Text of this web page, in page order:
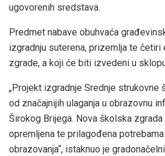
ugovorenih sredstava.
Predmet nabave obuhvaća
izgradnju suterena, prizemlja te
zgrade, a koji će biti izvedeni u
„Projekt izgradnje Srednje strukovne
od značajnijih ulaganja u obrazovnu
Širokog Brijega. Nova školska
opremljena te prilagođena
obrazovanja“, istaknuo je